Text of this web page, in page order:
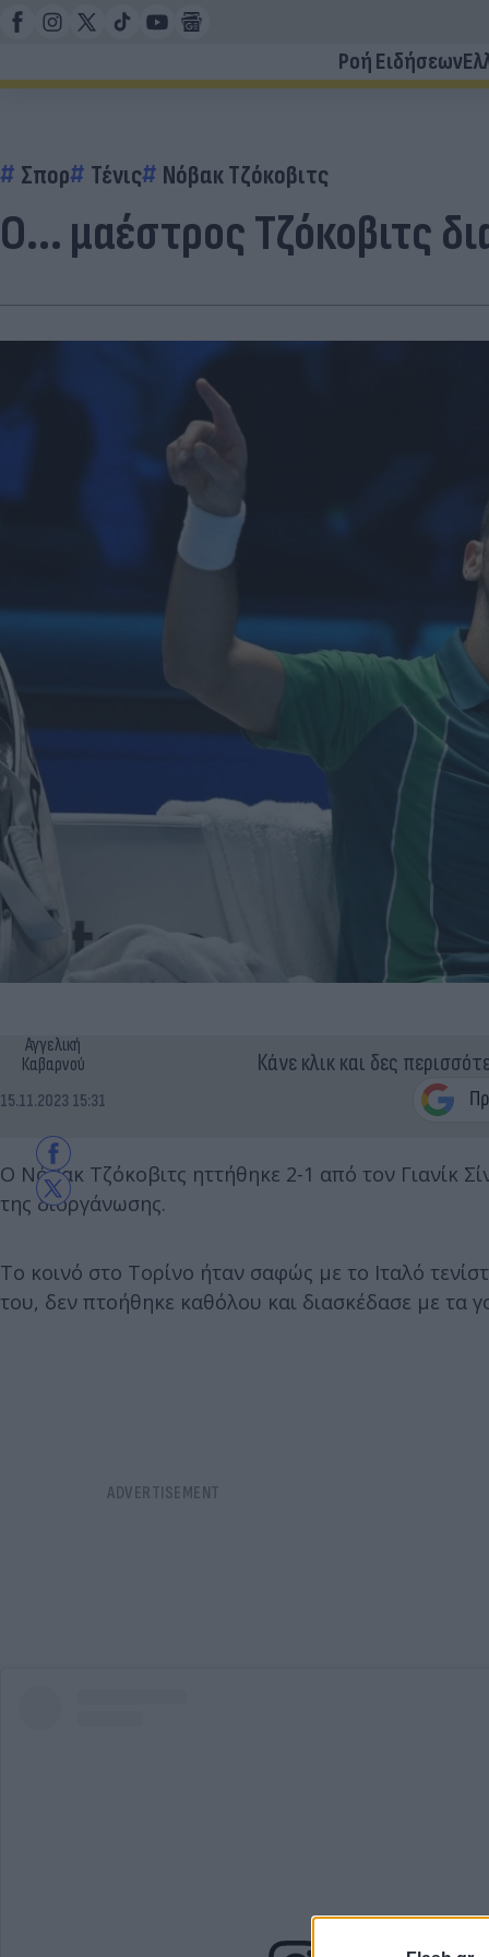
Ροή Ειδήσεων
Σπορ Τένις Νόβακ Τζόκοβιτς
Ο... μαέστρος Τζόκοβιτς
Αγγελική
Καβαρνού
15.11.2023 15:31
Κάνε κλικ και δες
Ο Νόβακ Τζόκοβιτς ηττήθηκε 2-1 από τον Γιανίκ
της διοργάνωσης.
Το κοινό στο Τορίνο ήταν σαφώς με το Ιταλό
του, δεν πτοήθηκε καθόλου και διασκέδασε με τα